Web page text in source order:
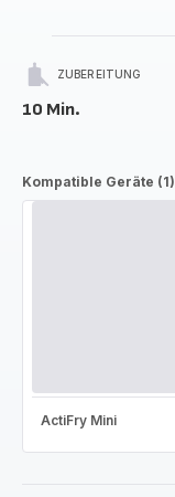
ZUBEREITUNG
10 Min.
Kompatible Geräte (1)
ActiFry Mini